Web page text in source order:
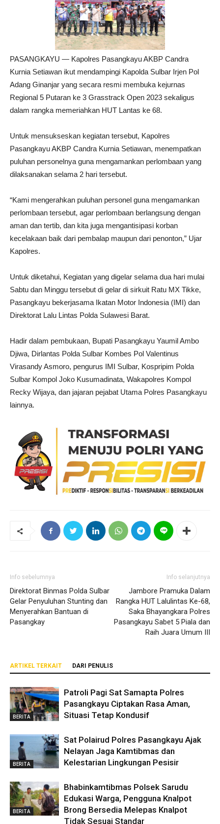
PASANGKAYU — Kapolres Pasangkayu AKBP Candra
Kurnia Setiawan ikut mendampingi Kapolda Sulbar Irjen Pol
Adang Ginanjar yang secara resmi membuka kejurnas
Regional 5 Putaran ke 3 Grasstrack Open 2023 sekaligus
dalam rangka memeriahkan HUT Lantas ke 68.
Untuk mensukseskan kegiatan tersebut, Kapolres
Pasangkayu AKBP Candra Kurnia Setiawan, menempatkan
puluhan personelnya guna mengamankan perlombaan yang
dilaksanakan selama 2 hari tersebut.
“Kami mengerahkan puluhan personel guna mengamankan
perlombaan tersebut, agar perlombaan berlangsung dengan
aman dan tertib, dan kita juga mengantisipasi korban
kecelakaan baik dari pembalap maupun dari penonton,” Ujar
Kapolres.
Untuk diketahui, Kegiatan yang digelar selama dua hari mulai
Sabtu dan Minggu tersebut di gelar di sirkuit Ratu MX Tikke,
Pasangkayu bekerjasama Ikatan Motor Indonesia (IMI) dan
Direktorat Lalu Lintas Polda Sulawesi Barat.
Hadir dalam pembukaan, Bupati Pasangkayu Yaumil Ambo
Djiwa, Dirlantas Polda Sulbar Kombes Pol Valentinus
Virasandy Asmoro, pengurus IMI Sulbar, Kospripim Polda
Sulbar Kompol Joko Kusumadinata, Wakapolres Kompol
Recky Wijaya, dan jajaran pejabat Utama Polres Pasangkayu
lainnya.
Info sebelumnya
Direktorat Binmas Polda Sulbar
Gelar Penyuluhan Stunting dan
Menyerahkan Bantuan di
Pasangkay
Info selanjutnya
Jambore Pramuka Dalam
Rangka HUT Lalulintas Ke-68,
Saka Bhayangkara Polres
Pasangkayu Sabet 5 Piala dan
Raih Juara Umum III
ARTIKEL TERKAIT DARI PENULIS
BERITA
Patroli Pagi Sat Samapta Polres
Pasangkayu Ciptakan Rasa Aman,
Situasi Tetap Kondusif
BERITA
Sat Polairud Polres Pasangkayu Ajak
Nelayan Jaga Kamtibmas dan
Kelestarian Lingkungan Pesisir
BERITA
Bhabinkamtibmas Polsek Sarudu
Edukasi Warga, Pengguna Knalpot
Brong Bersedia Melepas Knalpot
Tidak Sesuai Standar